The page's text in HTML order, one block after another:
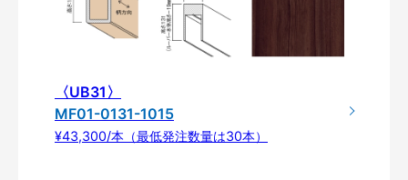
〈UB31〉
MF01-0131-1015
¥43,300/本（最低発注数量は30本）